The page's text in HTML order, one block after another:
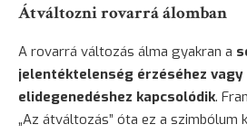
Átváltozni rovarrá álomban
A rovarrá változás álma gyakran a
jelentéktelenség érzéséhez
elidegenedéshez kapcsolódik.
„Az átváltozás” óta ez a szimbólum